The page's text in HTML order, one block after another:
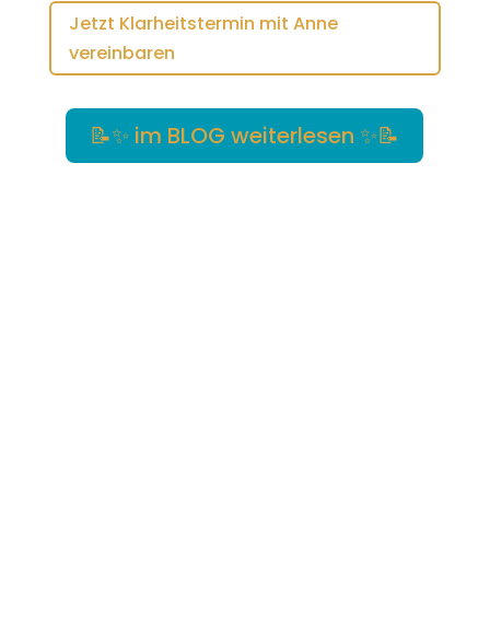
Jetzt Klarheitstermin mit Anne
vereinbaren
📝✨ im BLOG weiterlesen ✨📝